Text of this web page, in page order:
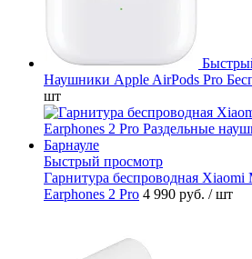
Наушники Apple AirPods Pro
шт
Быстрый просмотр
Гарнитура беспроводная Xiaomi
Earphones 2 Pro 4 990 руб. / шт